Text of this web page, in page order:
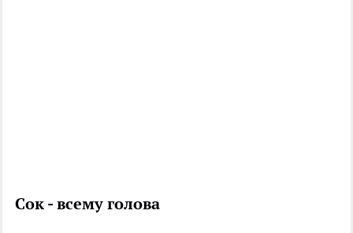
Сок - всему голова